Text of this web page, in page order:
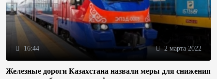
16:44 2 марта 2022
Железные дороги Казахстана назвали меры для снижения